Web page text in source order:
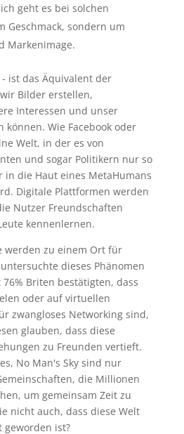
geht es bei solchen
Geschmack, sondern um
Markenimage.
ist das Äquivalent der
Bilder erstellen,
Interessen und unser
können. Wie Facebook oder
Welt, in der es von
und sogar Politikern nur so
die Haut eines MetaHumans
Digitale Plattformen werden
Nutzer Freundschaften
kennenlernen.
werden zu einem Ort für
dieses Phänomen
Briten bestätigten, dass
oder auf virtuellen
zwangloses Networking sind,
glauben, dass diese
zu Freunden vertieft.
No Man's Sky sind nur
die Millionen
um gemeinsam Zeit zu
nicht auch, dass diese Welt
geworden ist?